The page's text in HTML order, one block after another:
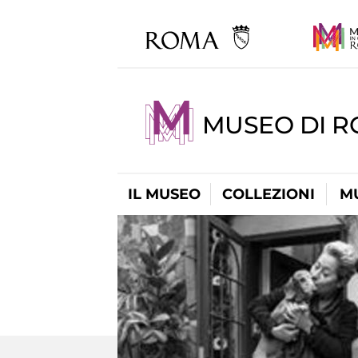
MUSEO DI
IL MUSEO COLLEZIONI